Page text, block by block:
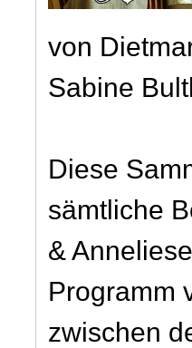
von
Sabine
Diese
sämtliche
&
Programm
zwischen